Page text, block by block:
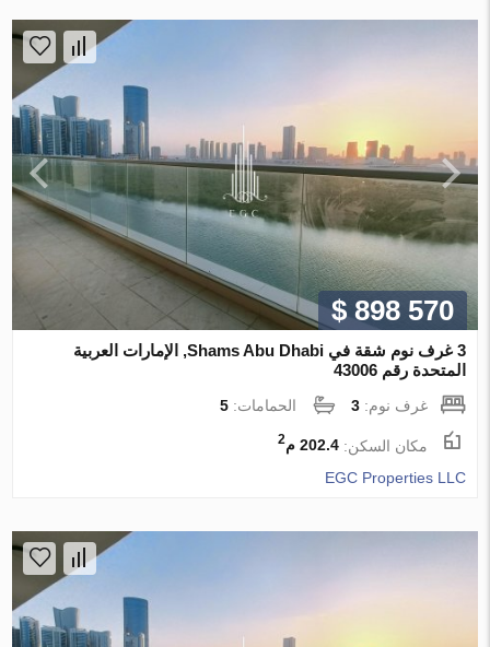
$ 898 570
3 غرف نوم شقة في Shams Abu Dhabi, الإمارات العربية
المتحدة رقم 43006
غرف نوم:3 الحمامات:5
مكان السكن:202.4 م 2
EGC Properties LLC